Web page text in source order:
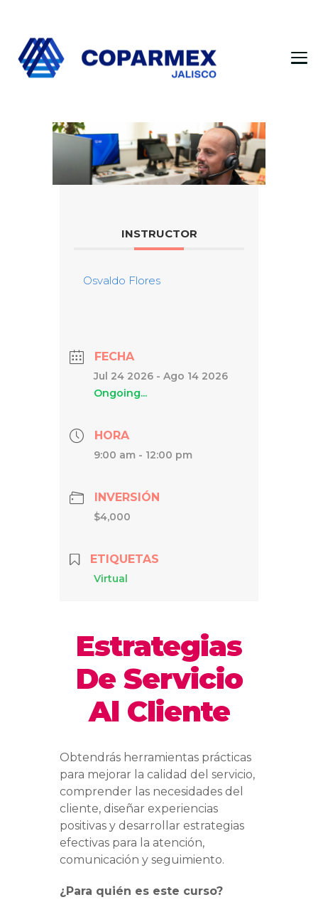
INSTRUCTOR
Osvaldo Flores
FECHA
Jul 24 2026 - Ago 14 2026
Ongoing...
HORA
9:00 am - 12:00 pm
INVERSIÓN
$4,000
ETIQUETAS
Virtual
Estrategias
De Servicio
Al Cliente
Obtendrás herramientas prácticas
para mejorar la calidad del servicio,
comprender las necesidades del
cliente, diseñar experiencias
positivas y desarrollar estrategias
efectivas para la atención,
comunicación y seguimiento.
¿Para quién es este curso?